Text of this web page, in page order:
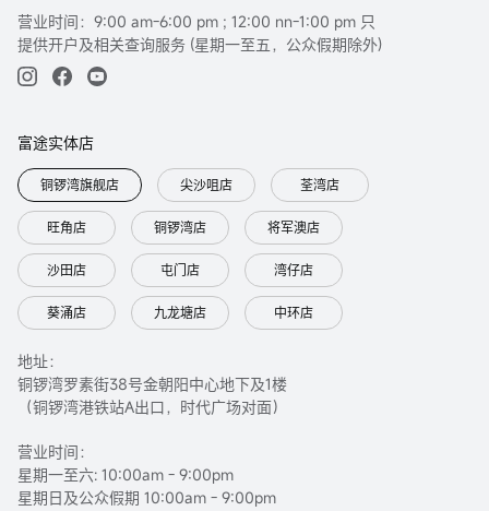
营业时间：9:00 am-6:00 pm ; 12:00 nn-1:00 pm 只
提供开户及相关查询服务 (星期一至五，公众假期除外)
富途实体店
铜锣湾旗舰店 尖沙咀店 荃湾店
旺角店 铜锣湾店 将军澳店
沙田店 屯门店 湾仔店
葵涌店 九龙塘店 中环店
地址：
铜锣湾罗素街38号金朝阳中心地下及1楼
（铜锣湾港铁站A出口，时代广场对面）
营业时间：
星期一至六: 10:00am - 9:00pm
星期日及公众假期 10:00am - 9:00pm